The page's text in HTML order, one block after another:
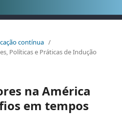
contínua /
Políticas e Práticas de Indução
na América
em tempos